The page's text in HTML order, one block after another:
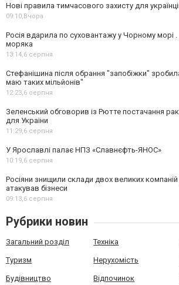
Нові правила тимчасового захисту для
09:10, Вчора
Росія вдарила по суховантажу у Чорному морі .
моряка
13:14,6 серпня
Стефанішина після обрання "запобіжки"
маю таких мільйонів"
12:23,6 серпня
Зеленський обговорив із Рютте постачання
для України
11:29,6 серпня
У Ярославлі палає НПЗ «Славнєфть-ЯНОС»
10:19,6 серпня
Росіяни знищили склади двох великих компаній
атакував бізнеси
09:13,6 серпня
Рубрики новин
Загальний розділ Техніка
Туризм Нерухомість
Будівництво Відпочинок